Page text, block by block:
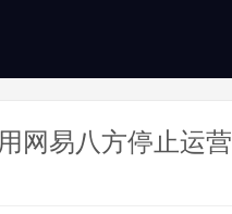
网易八方停止运营